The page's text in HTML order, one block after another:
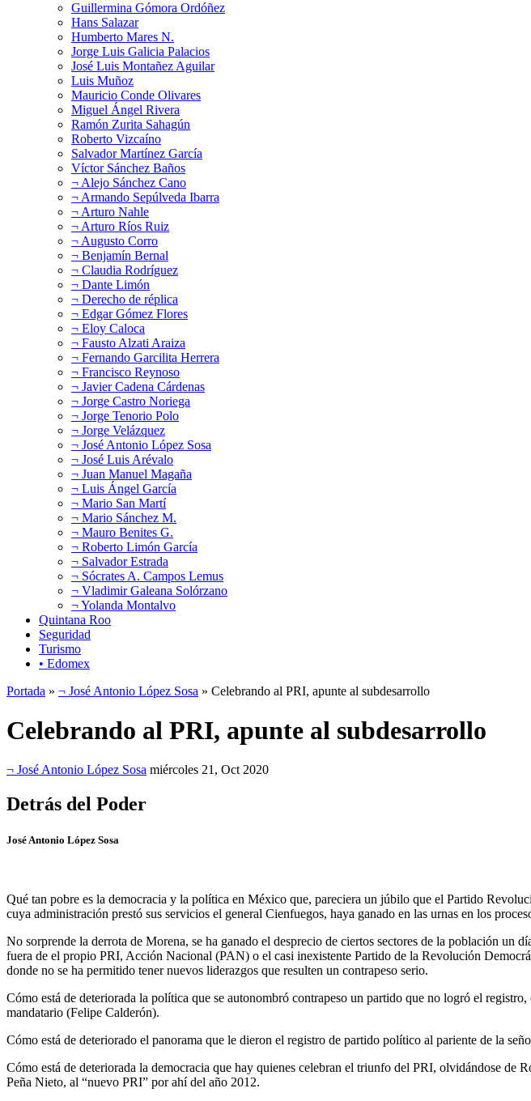
Guillermina Gómora Ordóñez
Hans Salazar
Humberto Mares N.
Jorge Luis Galicia Palacios
José Luis Montañez Aguilar
Luis Muñoz
Mauricio Conde Olivares
Miguel Ángel Rivera
Ramón Zurita Sahagún
Roberto Vizcaíno
Salvador Martínez García
Víctor Sánchez Baños
¬ Alejo Sánchez Cano
¬ Armando Sepúlveda Ibarra
¬ Arturo Nahle
¬ Arturo Ríos Ruiz
¬ Augusto Corro
¬ Benjamín Bernal
¬ Claudia Rodríguez
¬ Dante Limón
¬ Derecho de réplica
¬ Edgar Gómez Flores
¬ Eloy Caloca
¬ Fausto Alzati Araiza
¬ Fernando Garcilita Herrera
¬ Francisco Reynoso
¬ Javier Cadena Cárdenas
¬ Jorge Castro Noriega
¬ Jorge Tenorio Polo
¬ Jorge Velázquez
¬ José Antonio López Sosa
¬ José Luis Arévalo
¬ Juan Manuel Magaña
¬ Luis Ángel García
¬ Mario San Martí
¬ Mario Sánchez M.
¬ Mauro Benites G.
¬ Roberto Limón García
¬ Salvador Estrada
¬ Sócrates A. Campos Lemus
¬ Vladimir Galeana Solórzano
¬ Yolanda Montalvo
Quintana Roo
Seguridad
Turismo
• Edomex
Portada » ¬ José Antonio López Sosa » Celebrando al PRI, apunte al subdesarrollo
Celebrando al PRI, apunte al subdesarrollo
¬ José Antonio López Sosa miércoles 21, Oct 2020
Detrás del Poder
José Antonio López Sosa
Qué tan pobre es la democracia y la política en México que, pareciera un júbilo que el Partido
cuya administración prestó sus servicios el general Cienfuegos, haya ganado en las urnas en los
No sorprende la derrota de Morena, se ha ganado el desprecio de ciertos sectores de la población un
fuera de el propio PRI, Acción Nacional (PAN) o el casi inexistente Partido de la Revolución
donde no se ha permitido tener nuevos liderazgos que resulten un contrapeso serio.
Cómo está de deteriorada la política que se autonombró contrapeso un partido que no logró el
mandatario (Felipe Calderón).
Cómo está de deteriorado el panorama que le dieron el registro de partido político al pariente de la
Cómo está de deteriorada la democracia que hay quienes celebran el triunfo del PRI, olvidándose de
Peña Nieto, al “nuevo PRI” por ahí del año 2012.